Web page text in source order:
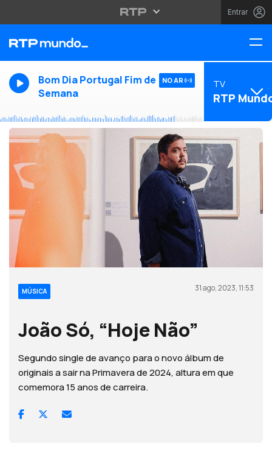
Entrar
Bom Dia Portugal Fim de
Semana
NO AR TV
RTP
MÚSICA 31 ago, 2023, 11:53
João Só, “Hoje Não”
Segundo single de avanço para o novo álbum de
originais a sair na Primavera de 2024, altura em que
comemora 15 anos de carreira.